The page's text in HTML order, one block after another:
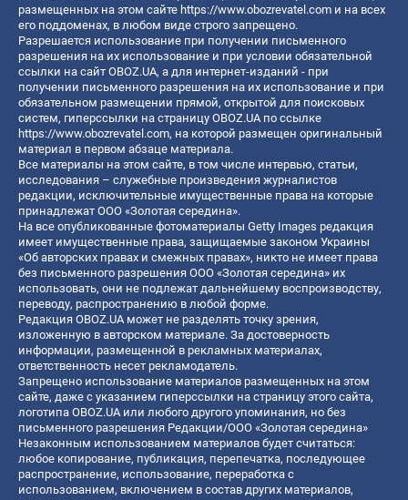
размещенных на этом сайте https://www.obozrevatel.com и на всех
его поддоменах, в любом виде строго запрещено.
Разрешается использование при получении письменного
разрешения на их использование и при условии обязательной
ссылки на сайт OBOZ.UA, а для интернет-изданий - при
получении письменного разрешения на их использование и при
обязательном размещении прямой, открытой для поисковых
систем, гиперссылки на страницу OBOZ.UA по ссылке
https://www.obozrevatel.com, на которой размещен оригинальный
материал в первом абзаце материала.
Все материалы на этом сайте, в том числе интервью, статьи,
исследования – служебные произведения журналистов
редакции, исключительные имущественные права на которые
принадлежат ООО «Золотая середина».
На все опубликованные фотоматериалы Getty Images редакция
имеет имущественные права, защищаемые законом Украины
«Об авторских правах и смежных правах», никто не имеет права
без письменного разрешения ООО «Золотая середина» их
использовать, они не подлежат дальнейшему воспроизводству,
переводу, распространению в любой форме.
Редакция OBOZ.UA может не разделять точку зрения,
изложенную в авторском материале. За достоверность
информации, размещенной в рекламных материалах,
ответственность несет рекламодатель.
Запрещено использование материалов размещенных на этом
сайте, даже с указанием гиперссылки на страницу этого сайта,
логотипа OBOZ.UA или любого другого упоминания, но без
письменного разрешения Редакции/ООО «Золотая середина»
Незаконным использованием материалов будет считаться:
любое копирование, публикация, перепечатка, последующее
распространение, использование, переработка с
использованием, включением в состав других материалов,